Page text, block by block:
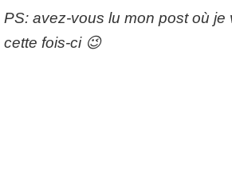
PS: avez-vous lu mon post où
cette fois-ci 😉